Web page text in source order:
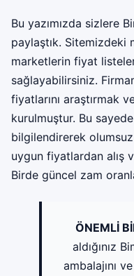
Bu yazımızda sizlere
paylaştık.
marketlerin fiyat
sağlayabilirsiniz.
fiyatlarını araştırmak
kurulmuştur. Bu
bilgilendirerek
uygun fiyatlardan alış
Birde güncel zam
ÖNEMLİ
aldığınız
ambalajını